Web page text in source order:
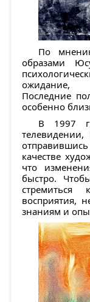
По
образами
ожидание,
Последние
особенно
В 1997
отправившись
качестве
что
быстро.
восприятия,
знаниям и